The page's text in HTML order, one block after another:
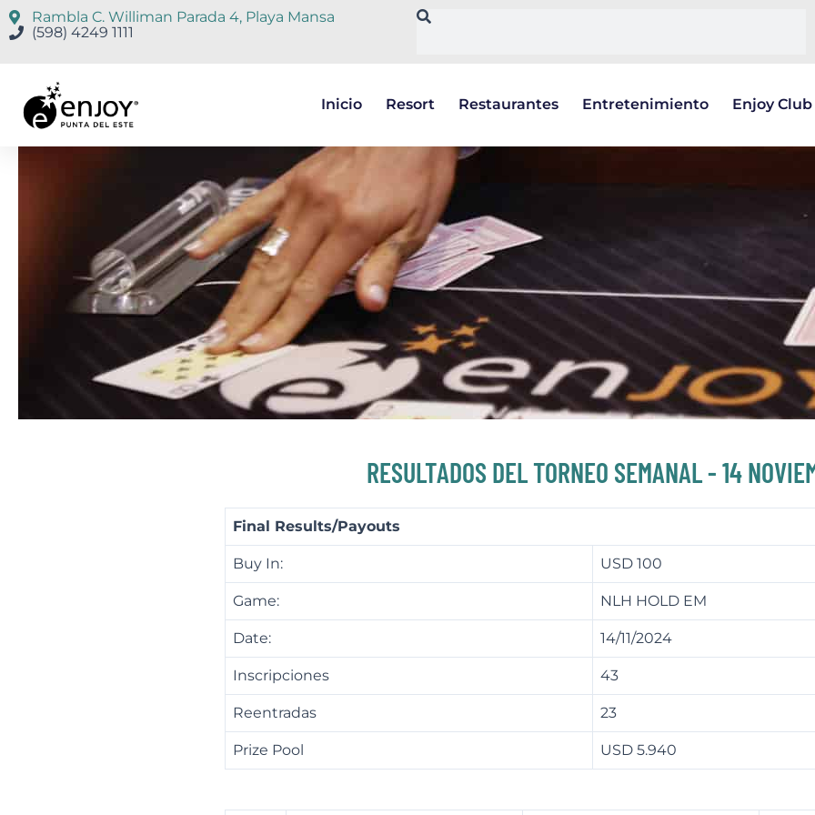
Rambla C. Williman Parada 4, Playa Mansa
(598) 4249 1111
Inicio Resort Restaurantes Entretenimiento Enjoy Club
RESULTADOS DEL TORNEO SEMANAL - 14
Final Results/Payouts
Buy In: USD 100
Game: NLH HOLD EM
Date: 14/11/2024
Inscripciones 43
Reentradas 23
Prize Pool USD 5.940